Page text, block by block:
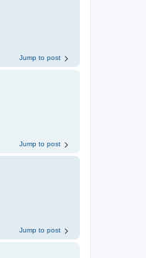
Jump to post
Jump to post
Jump to post